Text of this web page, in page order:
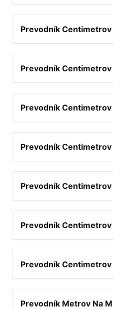
Prevodník
Prevodník
Prevodník
Prevodník Centimetrov
Prevodník Centimetrov
Prevodník Centimetrov
Prevodník Centimetrov
Prevodník Metrov Na